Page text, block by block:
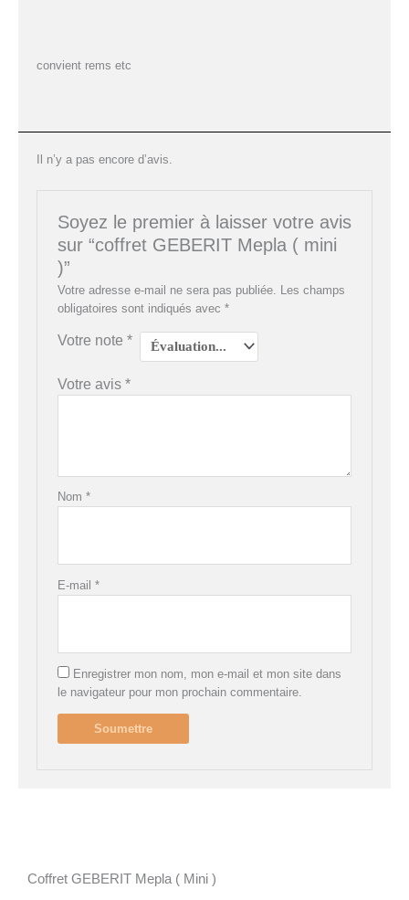
convient rems etc
Il n’y a pas encore d’avis.
Soyez le premier à laisser votre avis
sur “coffret GEBERIT Mepla ( mini
)”
Votre adresse e-mail ne sera pas publiée.
Les champs
obligatoires sont indiqués avec *
Votre note *
Votre avis *
Nom *
E-mail *
Enregistrer mon nom, mon e-mail et mon site dans
le navigateur pour mon prochain commentaire.
Coffret GEBERIT Mepla ( Mini )